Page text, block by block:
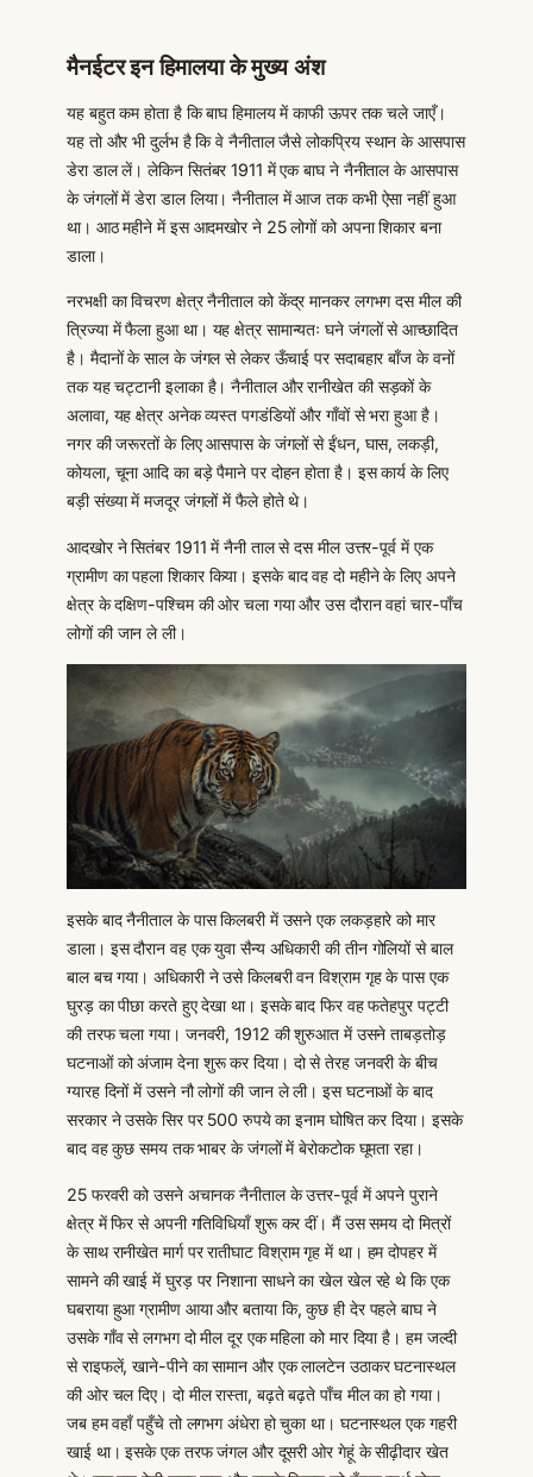
मैनईटर इन हिमालया के मुख्य अंश
यह बहुत कम होता है कि बाघ हिमालय में काफी ऊपर तक चले जाएँ।
यह तो और भी दुर्लभ है कि वे नैनीताल जैसे लोकप्रिय स्थान के आसपास
डेरा डाल लें। लेकिन सितंबर 1911 में एक बाघ ने नैनीताल के आसपास
के जंगलों में डेरा डाल लिया। नैनीताल में आज तक कभी ऐसा नहीं हुआ
था। आठ महीने में इस आदमखोर ने 25 लोगों को अपना शिकार बना
डाला।
नरभक्षी का विचरण क्षेत्र नैनीताल को केंद्र मानकर लगभग दस मील की
त्रिज्या में फैला हुआ था। यह क्षेत्र सामान्यतः घने जंगलों से आच्छादित
है। मैदानों के साल के जंगल से लेकर ऊँचाई पर सदाबहार बाँज के वनों
तक यह चट्टानी इलाका है। नैनीताल और रानीखेत की सड़कों के
अलावा, यह क्षेत्र अनेक व्यस्त पगडंडियों और गाँवों से भरा हुआ है।
नगर की जरूरतों के लिए आसपास के जंगलों से ईंधन, घास, लकड़ी,
कोयला, चूना आदि का बड़े पैमाने पर दोहन होता है। इस कार्य के लिए
बड़ी संख्या में मजदूर जंगलों में फैले होते थे।
आदखोर ने सितंबर 1911 में नैनी ताल से दस मील उत्तर-पूर्व में एक
ग्रामीण का पहला शिकार किया। इसके बाद वह दो महीने के लिए अपने
क्षेत्र के दक्षिण-पश्चिम की ओर चला गया और उस दौरान वहां चार-पाँच
लोगों की जान ले ली।
इसके बाद नैनीताल के पास किलबरी में उसने एक लकड़हारे को मार
डाला। इस दौरान वह एक युवा सैन्य अधिकारी की तीन गोलियों से बाल
बाल बच गया। अधिकारी ने उसे किलबरी वन विश्राम गृह के पास एक
घुरड़ का पीछा करते हुए देखा था। इसके बाद फिर वह फतेहपुर पट्टी
की तरफ चला गया। जनवरी, 1912 की शुरुआत में उसने ताबड़तोड़
घटनाओं को अंजाम देना शुरू कर दिया। दो से तेरह जनवरी के बीच
ग्यारह दिनों में उसने नौ लोगों की जान ले ली। इस घटनाओं के बाद
सरकार ने उसके सिर पर 500 रुपये का इनाम घोषित कर दिया। इसके
बाद वह कुछ समय तक भाबर के जंगलों में बेरोकटोक घूमता रहा।
25 फरवरी को उसने अचानक नैनीताल के उत्तर-पूर्व में अपने पुराने
क्षेत्र में फिर से अपनी गतिविधियाँ शुरू कर दीं। मैं उस समय दो मित्रों
के साथ रानीखेत मार्ग पर रातीघाट विश्राम गृह में था। हम दोपहर में
सामने की खाई में घुरड़ पर निशाना साधने का खेल खेल रहे थे कि एक
घबराया हुआ ग्रामीण आया और बताया कि, कुछ ही देर पहले बाघ ने
उसके गाँव से लगभग दो मील दूर एक महिला को मार दिया है। हम जल्दी
से राइफलें, खाने-पीने का सामान और एक लालटेन उठाकर घटनास्थल
की ओर चल दिए। दो मील रास्ता, बढ़ते बढ़ते पाँच मील का हो गया।
जब हम वहाँ पहुँचे तो लगभग अंधेरा हो चुका था। घटनास्थल एक गहरी
खाई था। इसके एक तरफ जंगल और दूसरी ओर गेहूं के सीढ़ीदार खेत